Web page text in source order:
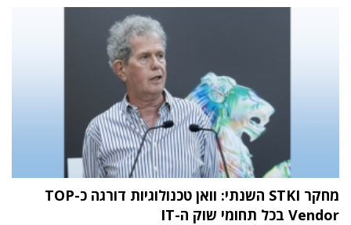
מחקר STKI השנתי: וואן טכנולוגיות דורגה כ-TOP
Vendor בכל תחומי שוק ה-IT